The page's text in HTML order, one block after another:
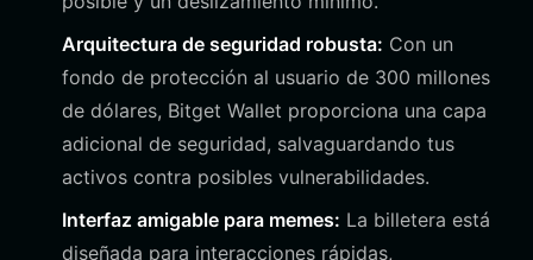
Arquitectura de seguridad robusta: Con un
fondo de protección al usuario de 300 millones
de dólares, Bitget Wallet proporciona una capa
adicional de seguridad, salvaguardando tus
activos contra posibles vulnerabilidades.
Interfaz amigable para memes: La billetera está
diseñada para interacciones rápidas,